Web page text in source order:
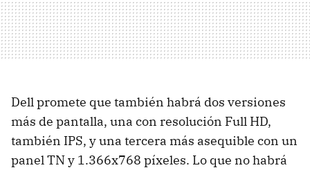
Dell promete que también habrá dos versiones
más de pantalla, una con resolución Full HD,
también IPS, y una tercera más asequible con un
panel TN y 1.366x768 píxeles. Lo que no habrá